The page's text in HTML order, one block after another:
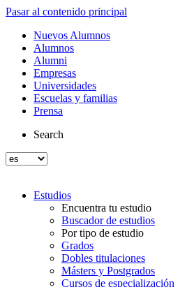
Pasar al contenido principal
Nuevos Alumnos
Alumnos
Alumni
Empresas
Universidades
Escuelas y familias
Prensa
Search
Estudios
Encuentra tu estudio
Buscador de estudios
Por tipo de estudio
Grados
Dobles titulaciones
Másters y Postgrados
Cursos de especialización